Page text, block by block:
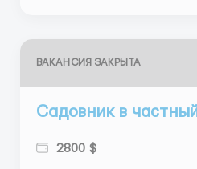
ВАКАНСИЯ ЗАКРЫТА
Садовник в
2800 $